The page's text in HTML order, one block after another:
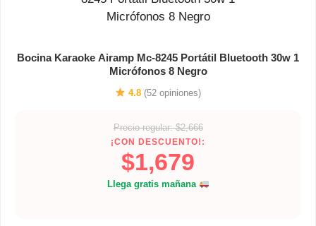
Bocina Karaoke Airamp Mc-8245 Portátil Bluetooth 30w 1
Micrófonos 8 Negro
4.8 (52 opiniones)
Precio regular: $2,666
¡CON DESCUENTO!:
$1,679
Llega gratis mañana